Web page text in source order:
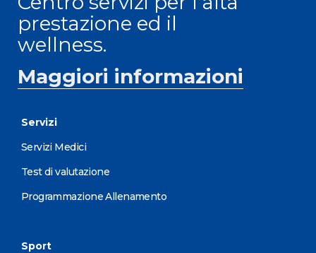
prestazione ed il
wellness.
Maggiori informazioni
Servizi
Servizi Medici
Test di valutazione
Programmazione Allenamento
Sport